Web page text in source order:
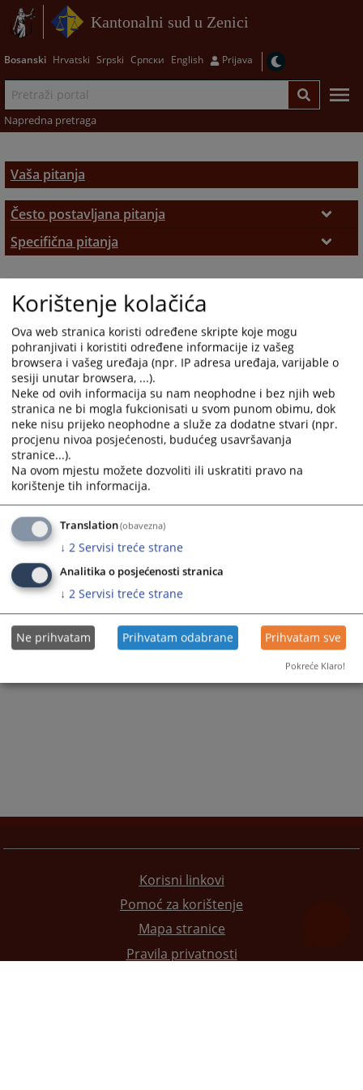
Kantonalni sud u Zenici
Bosanski Hrvatski Srpski Српски English Prijava
Napredna pretraga
Vaša pitanja
Često postavljana pitanja
Često postavljana pitanja
Specifična pitanja
Korisni linkovi
Pomoć za korištenje
Mapa stranice
Pravila privatnosti
Korištenje kolačića
Ova web stranica koristi određene skripte koje mogu
pohranjivati i koristiti određene informacije iz vašeg
browsera i vašeg uređaja (npr. IP adresa uređaja, varijable o
sesiji unutar browsera, ...).
Neke od ovih informacija su nam neophodne i bez njih web
stranica ne bi mogla fukcionisati u svom punom obimu, dok
neke nisu prijeko neophodne a služe za dodatne stvari (npr.
procjenu nivoa posjećenosti, budućeg usavršavanja
stranice...).
Na ovom mjestu možete dozvoliti ili uskratiti pravo na
korištenje tih informacija.
Translation(obavezna)
↓ 2 Servisi treće strane
Analitika o posjećenosti stranica
↓ 2 Servisi treće strane
Ne prihvatam Prihvatam odabrane Prihvatam sve
Pokreće Klaro!